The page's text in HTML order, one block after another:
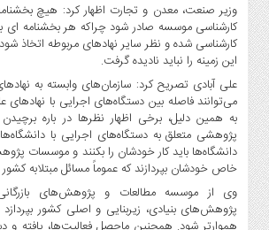
وزیر صنعت، معدن و تجارت اظهار کرد: هیچ
کارشناسی موسسه صادر شود چراکه هر بخشنامه ای
کارشناسی شده و نظر سایر نهادهای مربوطه اتخاذ
این زمینه را نباید نادیده گرفت.
علی آبادی تصریح کرد: سازمان‌های وابسته به
می‌توانند فاصله بین دستگاه‌های اجرایی با
به همین دلیل، برخی اظهار نظرها در باره
پژوهشی متعلق به دستگاه‌های اجرایی با
دانشگاه‌ها باید کار خودشان را بکنند و موسسات
خاص خودشان بپردازند که عموماً مسائل مبتلابه
وی از موسسه مطالعات و پژوهش‌های
پژوهش‌های بنیادی، زیربنایی و اصلی کشور بپردازد